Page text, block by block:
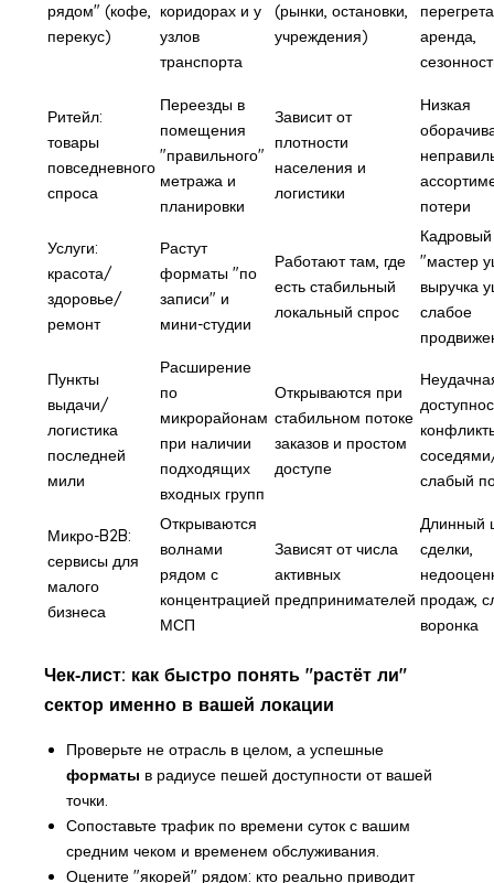
рядом" (кофе,
перекус)
коридорах и у
узлов
транспорта
(рынки, остановки,
учреждения)
аренда,
Ритейл:
товары
повседневного
спроса
Переезды в
помещения
"правильного"
метража и
планировки
Зависит от
плотности
населения и
логистики
Низкая
потери
Услуги:
красота/
здоровье/
ремонт
Растут
форматы "по
записи" и
мини-студии
Работают там, где
есть стабильный
локальный спрос
Кадровый
"мастер
выручка
слабое
Пункты
выдачи/
логистика
последней
мили
Расширение
по
микрорайонам
при наличии
подходящих
входных групп
Открываются при
стабильном потоке
заказов и простом
доступе
слабый
Микро-B2B:
сервисы для
малого
бизнеса
Открываются
волнами
рядом с
концентрацией
МСП
Зависят от числа
активных
предпринимателей
Длинный
сделки,
продаж,
воронка
Чек‑лист: как быстро понять "растёт ли"
сектор именно в вашей локации
Проверьте не отрасль в целом, а успешные
форматы в радиусе пешей доступности от вашей
точки.
Сопоставьте трафик по времени суток с вашим
средним чеком и временем обслуживания.
Оцените "якорей" рядом: кто реально приводит